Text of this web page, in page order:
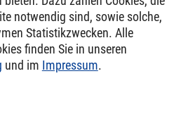
und Tools
notwendig sind, sowie solche,
Statistik­zwecken. Alle
finden Sie in unseren
und im Impressum.